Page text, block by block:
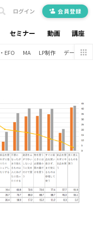
セミナー 動画 講座
ログイン 会員登録
EFO MA LP制作 データ分析